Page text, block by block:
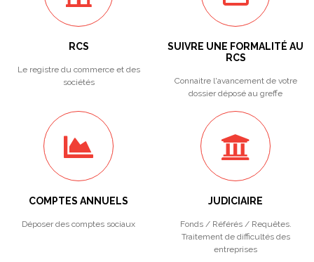
RCS
Le registre du commerce et des
sociétés
SUIVRE UNE FORMALITÉ AU
RCS
Connaitre l'avancement de votre
dossier déposé au greffe
COMPTES ANNUELS
Déposer des comptes sociaux
JUDICIAIRE
Fonds / Référés / Requêtes.
Traitement de difficultés des
entreprises